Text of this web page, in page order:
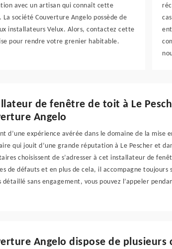
avec un artisan qui connaît cette
La société Couverture Angelo possède de
installateurs Velux. Alors, contactez cette
pour rendre votre grenier habitable.
de fenêtre de toit à Le
Angelo
d’une expérience avérée dans le domaine de la mise
qui jouit d’une grande réputation à Le Pescher et
choisissent de s’adresser à cet installateur de
de défauts et en plus de cela, il accompagne toujours
détaillé sans engagement, vous pouvez l’appeler
Angelo dispose de